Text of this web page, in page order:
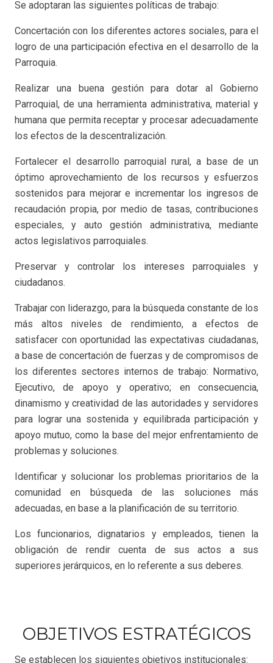
Se adoptaran las siguientes políticas de trabajo:
Concertación con los diferentes actores sociales, para el
logro de una participación efectiva en el desarrollo de la
Parroquia.
Realizar una buena gestión para dotar al Gobierno
Parroquial, de una herramienta administrativa, material y
humana que permita receptar y procesar adecuadamente
los efectos de la descentralización.
Fortalecer el desarrollo parroquial rural, a base de un
óptimo aprovechamiento de los recursos y esfuerzos
sostenidos para mejorar e incrementar los ingresos de
recaudación propia, por medio de tasas, contribuciones
especiales, y auto gestión administrativa, mediante
actos legislativos parroquiales.
Preservar y controlar los intereses parroquiales y
ciudadanos.
Trabajar con liderazgo, para la búsqueda constante de los
más altos niveles de rendimiento, a efectos de
satisfacer con oportunidad las expectativas ciudadanas,
a base de concertación de fuerzas y de compromisos de
los diferentes sectores internos de trabajo: Normativo,
Ejecutivo, de apoyo y operativo; en consecuencia,
dinamismo y creatividad de las autoridades y servidores
para lograr una sostenida y equilibrada participación y
apoyo mutuo, como la base del mejor enfrentamiento de
problemas y soluciones.
Identificar y solucionar los problemas prioritarios de la
comunidad en búsqueda de las soluciones más
adecuadas, en base a la planificación de su territorio.
Los funcionarios, dignatarios y empleados, tienen la
obligación de rendir cuenta de sus actos a sus
superiores jerárquicos, en lo referente a sus deberes.
OBJETIVOS ESTRATÉGICOS
Se establecen los siguientes objetivos institucionales: